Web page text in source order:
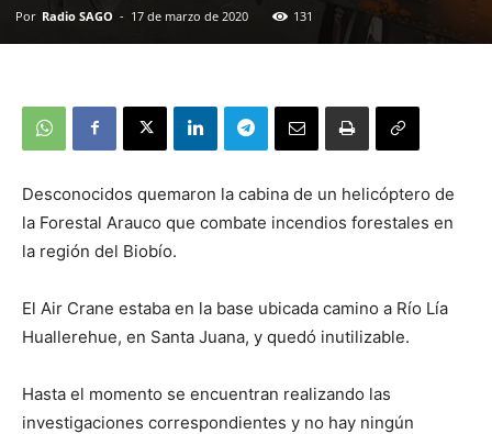
Por Radio SAGO - 17 de marzo de 2020 131
Desconocidos quemaron la cabina de un helicóptero de
la Forestal Arauco que combate incendios forestales en
la región del Biobío.
El Air Crane estaba en la base ubicada camino a Río Lía
Huallerehue, en Santa Juana, y quedó inutilizable.
Hasta el momento se encuentran realizando las
investigaciones correspondientes y no hay ningún